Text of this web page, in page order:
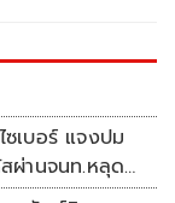
เบอร์ แจงปม
ผ่านจนท.หลุด